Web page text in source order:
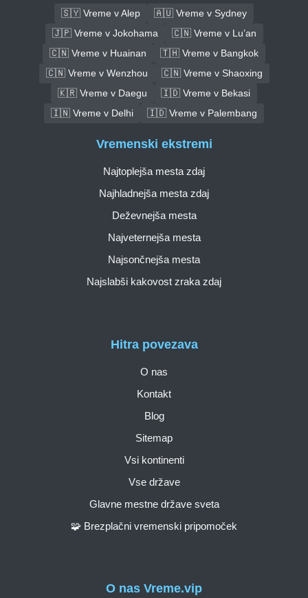
🇸🇾 Vreme v Alep
🇦🇺 Vreme v Sydney
🇯🇵 Vreme v Jokohama
🇨🇳 Vreme v Lu’an
🇨🇳 Vreme v Huainan
🇹🇭 Vreme v Bangkok
🇨🇳 Vreme v Wenzhou
🇨🇳 Vreme v Shaoxing
🇰🇷 Vreme v Daegu
🇮🇩 Vreme v Bekasi
🇮🇳 Vreme v Delhi
🇮🇩 Vreme v Palembang
O nas Vreme.vip
Hitra povezava
O nas
Kontakt
Blog
Sitemap
Vsi kontinenti
Vse države
Glavne mestne države sveta
🧩 Brezplačni vremenski pripomoček
Vremenski ekstremi
Najtoplejša mesta zdaj
Najhladnejša mesta zdaj
Deževnejša mesta
Najveternejša mesta
Najsončnejša mesta
Najslabši kakovost zraka zdaj